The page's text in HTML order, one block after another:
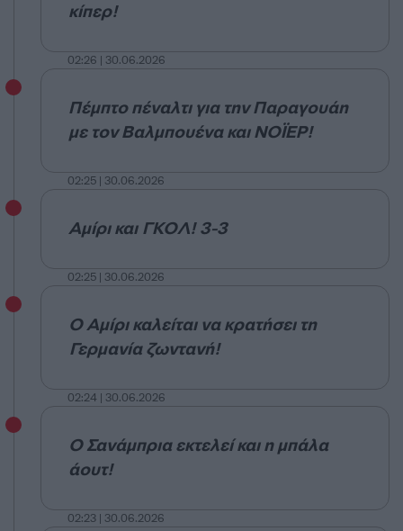
κίπερ!
02:26 | 30.06.2026
Πέμπτο πέναλτι για την Παραγουάη
με τον Βαλμπουένα και ΝΟΪΕΡ!
02:25 | 30.06.2026
Αμίρι και ΓΚΟΛ! 3-3
02:25 | 30.06.2026
Ο Αμίρι καλείται να κρατήσει τη
Γερμανία ζωντανή!
02:24 | 30.06.2026
Ο Σανάμπρια εκτελεί και η μπάλα
άουτ!
02:23 | 30.06.2026